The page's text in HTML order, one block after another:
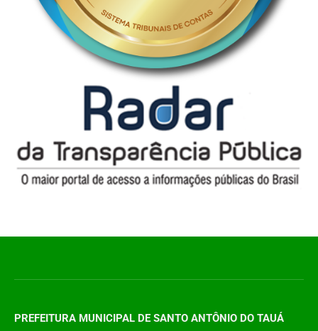
PREFEITURA MUNICIPAL DE SANTO ANTÔNIO DO TAUÁ